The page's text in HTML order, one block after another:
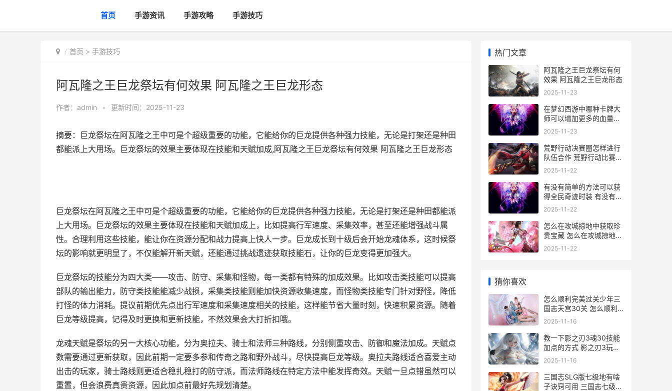
首页 手游资讯 手游攻略 手游技巧
首页 > 手游技巧
阿瓦隆之王巨龙祭坛有何效果 阿瓦隆之王巨龙形态
作者： admin • 更新时间：2025-11-23
摘要：巨龙祭坛在阿瓦隆之王中可是个超级重要的功能，它能给你的巨龙提供各种强力技能，无论是打架还是种田
都能派上大用场。巨龙祭坛的效果主要体现在技能和天赋加成,阿瓦隆之王巨龙祭坛有何效果 阿瓦隆之王巨龙形态
巨龙祭坛在阿瓦隆之王中可是个超级重要的功能，它能给你的巨龙提供各种强力技能，无论是打架还是种田都能派
上大用场。巨龙祭坛的效果主要体现在技能和天赋加成上，比如提高行军速度、采集效率，甚至还能增强战斗属
性。合理利用这些技能，能让你在资源分配和战力提高上快人一步。巨龙成长到十级后会开始龙魂体系，这时候祭
坛的影响就更明显了，不仅能解开新天赋，还能通过挑战遗迹获取技能石，让你的巨龙变得更加强大。
巨龙祭坛的技能分为四大类——攻击、防守、采集和怪物，每一类都有特殊的加成效果。比如攻击类技能可以提高
部队的输出能力，防守类技能能减少战损，采集类技能则能加快资源收集速度，而怪物类技能专门针对野怪，降低
打怪的体力消耗。提议前期优先点出行军速度和采集速度相关的技能，这样能节省大量时刻，快速积累资源。随着
巨龙等级提高，记得及时更换和更新技能，不然效果会大打折扣哦。
龙魂天赋是祭坛的另一大核心功能，分为奥拉夫、骑士和法师三种路线，分别侧重攻击、防御和魔法加成。天赋点
数需要通过更新获取，因此前期一定要多参和传奇之路和野外战斗，尽快提高巨龙等级。奥拉夫路线适合喜爱主动
出击的玩家，骑士路线则更适合稳扎稳打的防守派，而法师路线在特定方法中能发挥奇效。天赋一旦点错虽然可以
重置，但会浪费真贵资源，因此加点前最好先规划清楚。
热门文章
阿瓦隆之王巨龙祭坛有何
效果 阿瓦隆之王巨龙形态
2025-11-23
在梦幻西游中哪种卡牌大
师可以增加更多的血量值
梦幻西游中哪种宝石可以
2025-11-23
荒野行动决赛圈怎样进行
队伍合作 荒野行动比赛视
频
2025-11-22
有没有简单的方法可以获
得全民奇迹时装 有没有简
单的方法测试自己的视力
2025-11-22
怎么在攻城掠地中获取珍
贵宝藏 怎么在攻城掠地中
赚金币
2025-11-22
猜你喜欢
怎么顺利完美过关少年三
国志天宫30关 怎么顺利
完美过关
2025-11-16
教一下影之刃3魂30技能
加点的方式 影之刃3玩法
介绍
2025-11-16
三国志SLG版七级地有啥
子诀窍可用 三国志七级资